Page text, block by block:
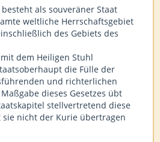
als souveräner Staat
weltliche Herrschaftsgebiet
des Gebiets des
dem Heiligen Stuhl
die Fülle der
und richterlichen
dieses Gesetzes übt
stellvertretend diese
sie nicht der Kurie übertragen